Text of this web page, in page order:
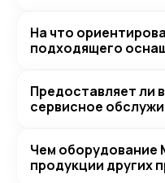
На что
подходящего
Предоставляет ли
сервисное
Чем оборудование
продукции других